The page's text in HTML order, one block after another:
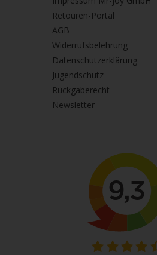
Retouren-Portal
AGB
Widerrufsbelehrung
Datenschutzerklärung
Jugendschutz
Rückgaberecht
Newsletter